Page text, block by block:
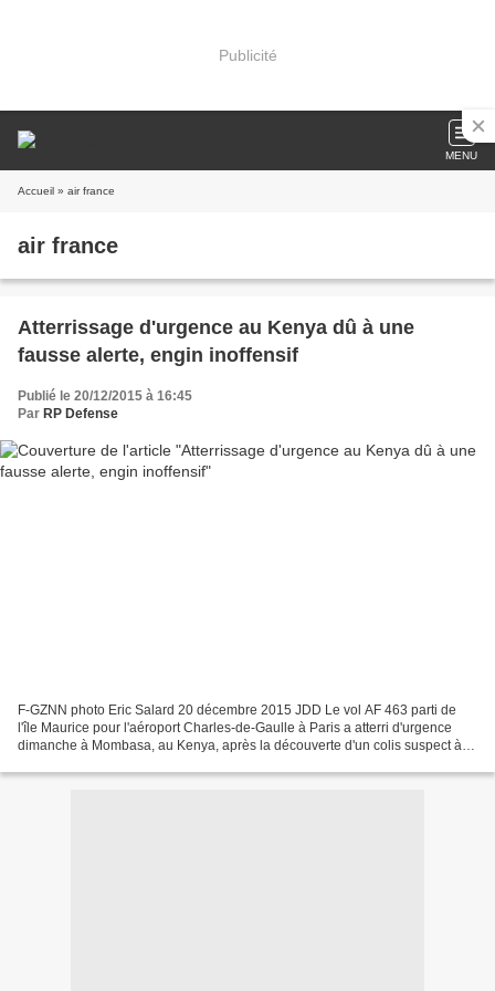
Publicité
MENU
Accueil » air france
air france
Atterrissage d'urgence au Kenya dû à une
fausse alerte, engin inoffensif
Publié le 20/12/2015 à 16:45
Par RP Defense
F-GZNN photo Eric Salard 20 décembre 2015 JDD Le vol AF 463 parti de
l'île Maurice pour l'aéroport Charles-de-Gaulle à Paris a atterri d'urgence
dimanche à Mombasa, au Kenya, après la découverte d'un colis suspect à